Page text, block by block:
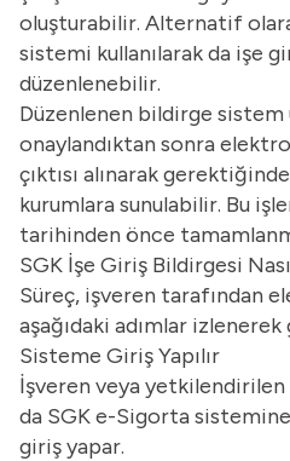
oluşturabilir. Alternatif
sistemi kullanılarak da işe
düzenlenebilir.
Düzenlenen bildirge sistem
onaylandıktan sonra
çıktısı alınarak
kurumlara sunulabilir. Bu
tarihinden önce
SGK İşe Giriş Bildirgesi
Süreç, işveren tarafından
aşağıdaki adımlar
Sisteme Giriş Yapılır
İşveren veya yetkilendirilen
da SGK e-Sigorta
giriş yapar.